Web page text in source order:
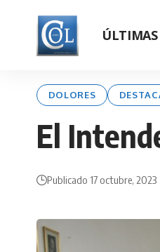
DOLORES
El
Publicado 17 octubre, 2023